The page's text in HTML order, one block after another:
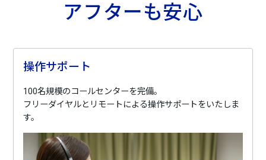
アフターも安心
操作サポート
100名規模のコールセンターを完備。
フリーダイヤルとリモートによる操作サポートをいたしま
す。